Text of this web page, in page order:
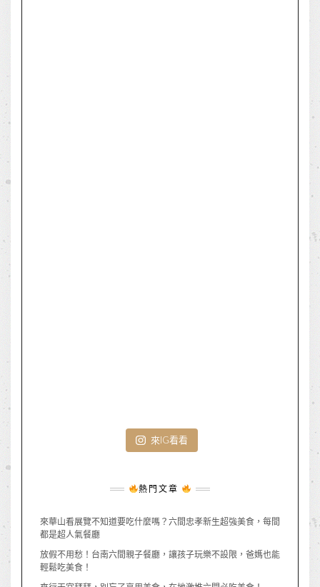
來IG看看
熱門文章
來華山看展覽不知道要吃什麼嗎？六間忠孝新生超強美食，每間
都是超人氣餐廳
放假不用愁！台南六間親子餐廳，讓孩子玩樂不設限，爸媽也能
輕鬆吃美食！